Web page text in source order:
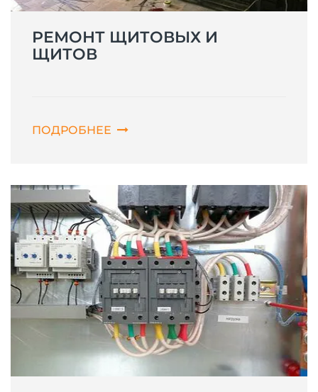
РЕМОНТ ЩИТОВЫХ И
ЩИТОВ
ПОДРОБНЕЕ